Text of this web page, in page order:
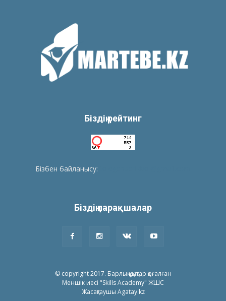
Біздің рейтинг
Бізбен байланысу:
Біздің парақшалар
© copyright 2017. Барлық құқықтар қоғалған
Меншік иесі "Skills Academy" ЖШС
Жасақтаушы Agatay.kz